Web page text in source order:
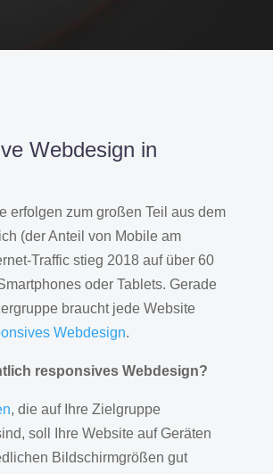
Webdesign in
erfolgen zum großen Teil aus dem
(der Anteil von Mobile am
Traffic stieg 2018 auf über 60
oder Tablets. Gerade
braucht jede Website
Webdesign.
responsives Webdesign?
, die auf Ihre Zielgruppe
soll Ihre Website auf Geräten
Bildschirmgrößen gut